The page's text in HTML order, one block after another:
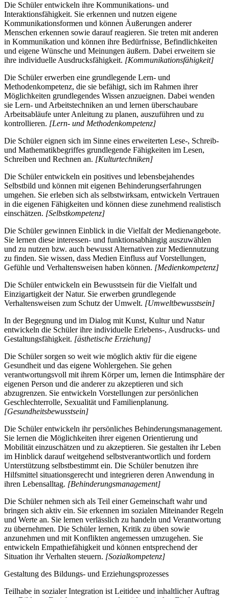
Die Schüler entwickeln ihre Kommunikations- und
Interaktionsfähigkeit. Sie erkennen und nutzen eigene
Kommunikationsformen und können Äußerungen anderer
Menschen erkennen sowie darauf reagieren. Sie treten mit anderen
in Kommunikation und können ihre Bedürfnisse, Befindlichkeiten
und eigene Wünsche und Meinungen äußern. Dabei erweitern sie
ihre individuelle Ausdrucksfähigkeit. [Kommunikationsfähigkeit]
Die Schüler erwerben eine grundlegende Lern- und
Methodenkompetenz, die sie befähigt, sich im Rahmen ihrer
Möglichkeiten grundlegendes Wissen anzueignen. Dabei wenden
sie Lern- und Arbeitstechniken an und lernen überschaubare
Arbeitsabläufe unter Anleitung zu planen, auszuführen und zu
kontrollieren. [Lern- und Methodenkompetenz]
Die Schüler eignen sich im Sinne eines erweiterten Lese-, Schreib-
und Mathematikbegriffes grundlegende Fähigkeiten im Lesen,
Schreiben und Rechnen an. [Kulturtechniken]
Die Schüler entwickeln ein positives und lebensbejahendes
Selbstbild und können mit eigenen Behinderungserfahrungen
umgehen. Sie erleben sich als selbstwirksam, entwickeln Vertrauen
in die eigenen Fähigkeiten und können diese zunehmend realistisch
einschätzen. [Selbstkompetenz]
Die Schüler gewinnen Einblick in die Vielfalt der Medienangebote.
Sie lernen diese interessen- und funktionsabhängig auszuwählen
und zu nutzen bzw. auch bewusst Alternativen zur Mediennutzung
zu finden. Sie wissen, dass Medien Einfluss auf Vorstellungen,
Gefühle und Verhaltensweisen haben können. [Medienkompetenz]
Die Schüler entwickeln ein Bewusstsein für die Vielfalt und
Einzigartigkeit der Natur. Sie erwerben grundlegende
Verhaltensweisen zum Schutz der Umwelt. [Umweltbewusstsein]
In der Begegnung und im Dialog mit Kunst, Kultur und Natur
entwickeln die Schüler ihre individuelle Erlebens-, Ausdrucks- und
Gestaltungsfähigkeit. [ästhetische Erziehung]
Die Schüler sorgen so weit wie möglich aktiv für die eigene
Gesundheit und das eigene Wohlergehen. Sie gehen
verantwortungsvoll mit ihrem Körper um, lernen die Intimsphäre der
eigenen Person und die anderer zu akzeptieren und sich
abzugrenzen. Sie entwickeln Vorstellungen zur persönlichen
Geschlechterrolle, Sexualität und Familienplanung.
[Gesundheitsbewusstsein]
Die Schüler entwickeln ihr persönliches Behinderungsmanagement.
Sie lernen die Möglichkeiten ihrer eigenen Orientierung und
Mobilität einzuschätzen und zu akzeptieren. Sie gestalten ihr Leben
im Hinblick darauf weitgehend selbstverantwortlich und fordern
Unterstützung selbstbestimmt ein. Die Schüler benutzen ihre
Hilfsmittel situationsgerecht und integrieren deren Anwendung in
ihren Lebensalltag. [Behinderungsmanagement]
Die Schüler nehmen sich als Teil einer Gemeinschaft wahr und
bringen sich aktiv ein. Sie erkennen im sozialen Miteinander Regeln
und Werte an. Sie lernen verlässlich zu handeln und Verantwortung
zu übernehmen. Die Schüler lernen, Kritik zu üben sowie
anzunehmen und mit Konflikten angemessen umzugehen. Sie
entwickeln Empathiefähigkeit und können entsprechend der
Situation ihr Verhalten steuern. [Sozialkompetenz]
Gestaltung des Bildungs- und Erziehungsprozesses
Teilhabe in sozialer Integration ist Leitidee und inhaltlicher Auftrag